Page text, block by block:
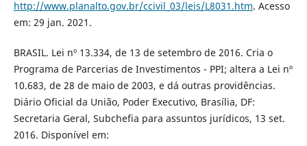
http://www.planalto.gov.br/ccivil_03/leis/L8031.htm. Acesso
em: 29 jan. 2021.
BRASIL. Lei nº 13.334, de 13 de setembro de 2016. Cria o
Programa de Parcerias de Investimentos - PPI; altera a Lei nº
10.683, de 28 de maio de 2003, e dá outras providências.
Diário Oficial da União, Poder Executivo, Brasília, DF:
Secretaria Geral, Subchefia para assuntos jurídicos, 13 set.
2016. Disponível em: